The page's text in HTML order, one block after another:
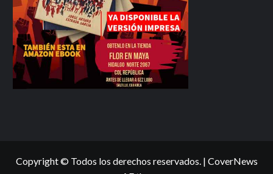
Copyright © Todos los derechos reservados. | CoverNews